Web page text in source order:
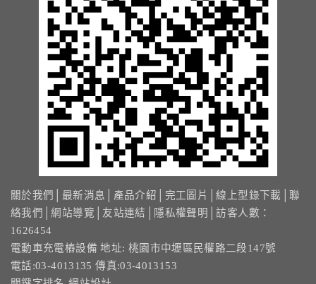
關於我們 最新消息 產品介紹 完工圖片 │線上型錄下載
聯
絡我們
│網站導覽 友站連結 隱私權聲明
│訪客人數：
1626454
電動車充電樁設備 地址: 桃園市中壢區民權路二段147號
電話:03-4013135 傳真:03-4013153